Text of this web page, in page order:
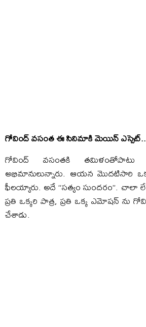
గోవింద్ వసంత ఈ సినిమాకి మెయిన్ ఎస్సెట్..
గోవింద్ వసంతకి తమిళంతోపాటు
అభిమానులున్నారు. ఆయన మొదటిసారి
ఫీలయ్యారు. అదే “సత్యం సుందరం”.
ప్రతి ఒక్కరి పాత్ర, ప్రతి ఒక్క ఎమోషన్ ను
చేశాడు.